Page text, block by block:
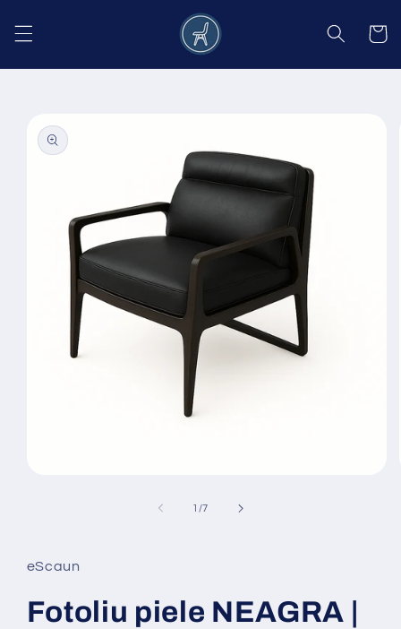
conținut
Coș
informațiile
despre
produs
fereastră
modală
1 /din
7
eScaun
Fotoliu piele NEAGRA |